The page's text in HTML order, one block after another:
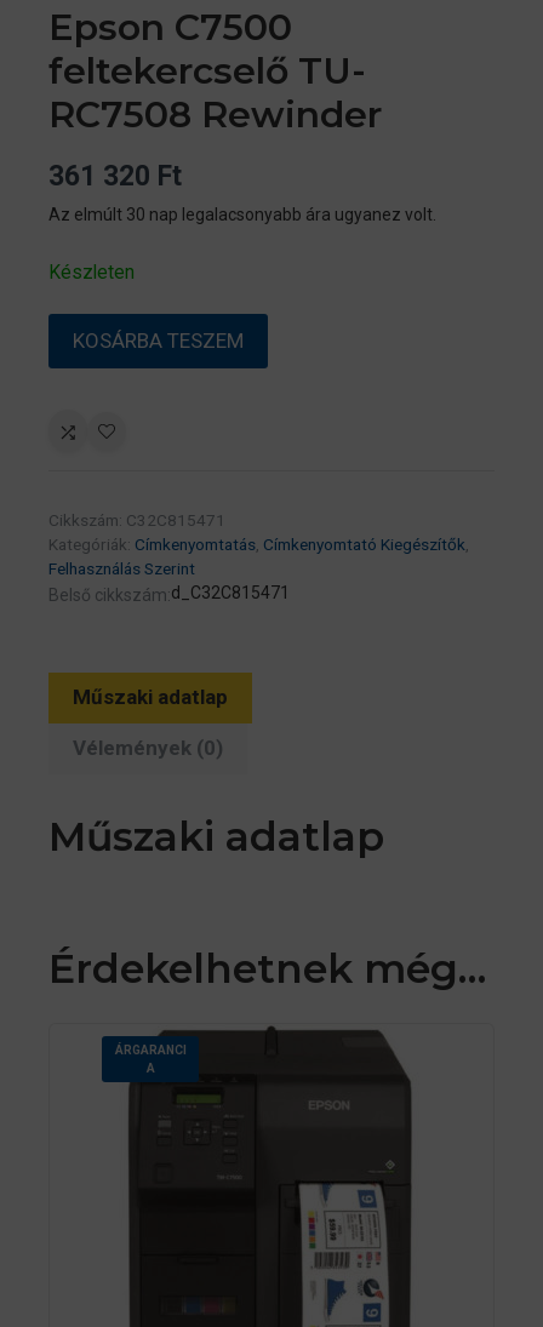
Epson C7500
feltekercselő TU-
RC7508 Rewinder
361 320 Ft
Az elmúlt 30 nap legalacsonyabb ára ugyanez volt.
Készleten
Epson
mennyiség
KOSÁRBA TESZEM
Cikkszám: C32C815471
Kategóriák: Címkenyomtatás Címkenyomtató Kiegészítők
Felhasználás Szerint
Belső cikkszám:d_C32C815471
Műszaki adatlap
Vélemények (0)
Műszaki adatlap
Érdekelhetnek még…
ÁRGARANCI
A